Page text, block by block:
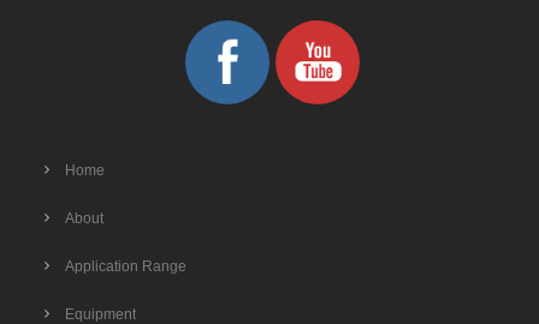
Home
About
Application Range
Equipment